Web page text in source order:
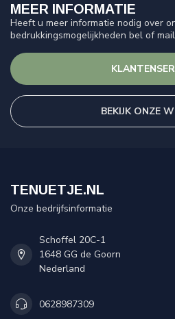
MEER INFORMATIE
Heeft u meer informatie nodig over
bedrukkingsmogelijkheden bel of
BEKIJK ONZE
TENUETJE.NL
Onze bedrijfsinformatie
Schoffel 20C-1
1648 GG de Goorn
Nederland
0628987309